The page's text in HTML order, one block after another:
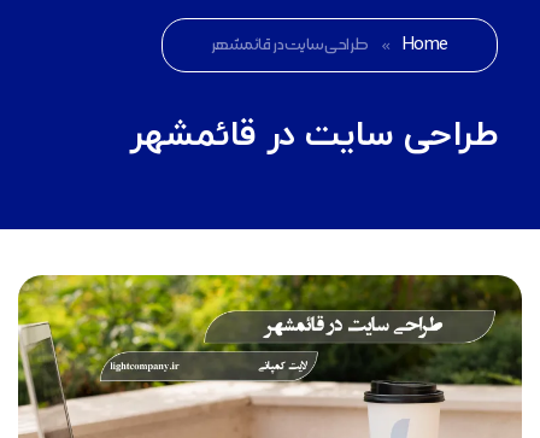
Home
» طراحی سایت در قائمشهر
طراحی سایت در قائمشهر